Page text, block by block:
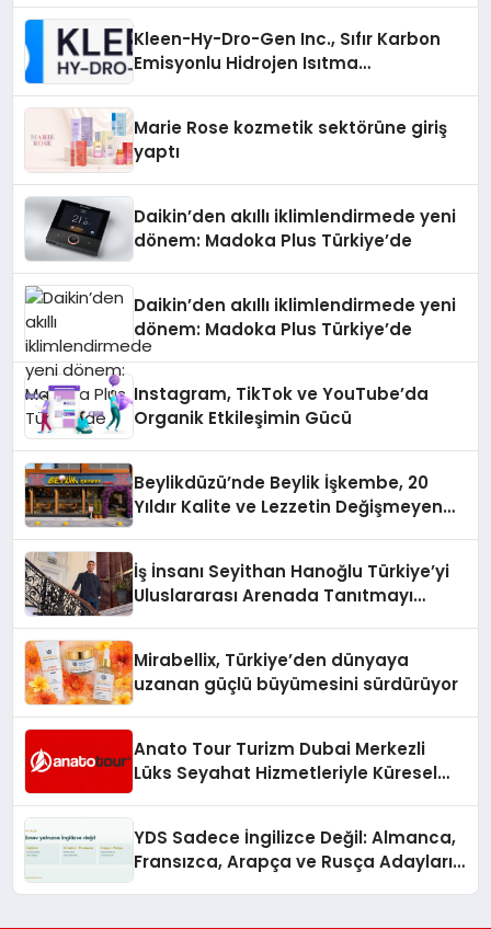
Kleen-Hy-Dro-Gen Inc., Sıfır Karbon
Emisyonlu Hidrojen Isıtma
Marie Rose kozmetik sektörüne giriş
yaptı
Daikin’den akıllı iklimlendirmede yeni
dönem: Madoka Plus Türkiye’de
Daikin’den akıllı iklimlendirmede yeni
dönem: Madoka Plus Türkiye’de
Instagram, TikTok ve YouTube’da
Organik Etkileşimin Gücü
Beylikdüzü’nde Beylik İşkembe, 20
Yıldır Kalite ve Lezzetin Değişmeyen
İş İnsanı Seyithan Hanoğlu Türkiye’yi
Uluslararası Arenada Tanıtmayı
Mirabellix, Türkiye’den dünyaya
uzanan güçlü büyümesini sürdürüyor
Anato Tour Turizm Dubai Merkezli
Lüks Seyahat Hizmetleriyle Küresel
YDS Sadece İngilizce Değil: Almanca,
Fransızca, Arapça ve Rusça Adayları